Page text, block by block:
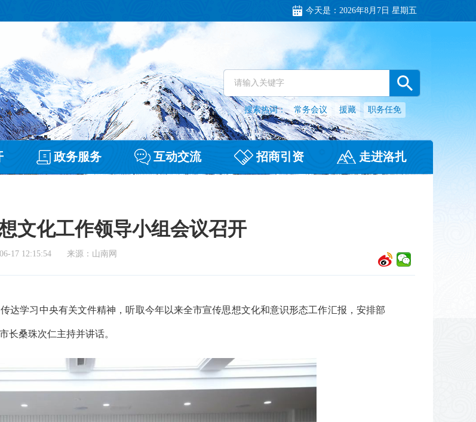
今天是： 2026年8月7日 星期五
搜索热词： 常务会议 援藏 职务任免
政务服务 互动交流 招商引资 走进洛扎
文化工作领导小组会议召开
17 12:15:54 来源：山南网
达学习中央有关文件精神，听取今年以来全市宣传思想文化和意识形态工作汇报，安排部
长桑珠次仁主持并讲话。